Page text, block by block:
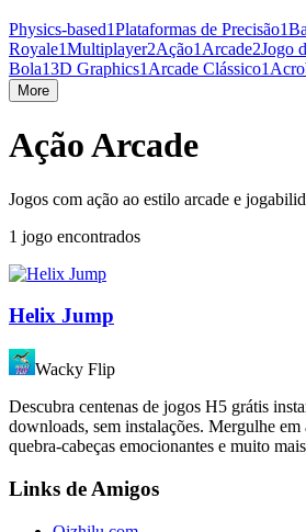
Physics-based1Plataformas de Precisão1
Royale1Multiplayer2Ação1 Arcade2Jogo
Bola13D Graphics1 Arcade Clássico1
More
Ação Arcade
Jogos com ação ao estilo arcade e
1 jogo encontrados
Helix Jump
Wacky Flip
Descubra centenas de jogos H5 grátis
downloads, sem instalações. Mergulhe em
quebra-cabeças emocionantes e muito
Links de Amigos